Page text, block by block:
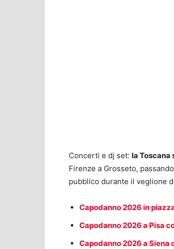
Concerti e dj set: la Toscana
Firenze a Grosseto,
pubblico durante il veglione
Capodanno 2026 in
Capodanno 2026 a Pisa
Capodanno 2026 a Siena